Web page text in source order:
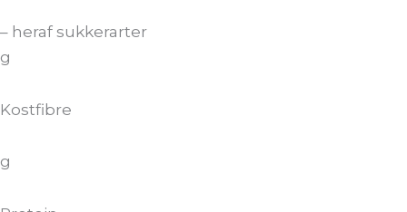
– heraf sukkerarter
g
Kostfibre
g